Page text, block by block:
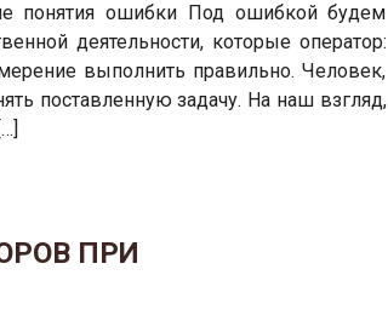
понятия ошибки Под ошибкой будем
деятельности, которые оператор:
выполнить правильно. Человек,
поставленную задачу. На наш взгляд,
ПРИ